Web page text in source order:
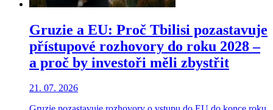
Gruzie a EU: Proč Tbilisi pozastavuje
přístupové rozhovory do roku 2028 –
a proč by investoři měli zbystřit
21. 07. 2026